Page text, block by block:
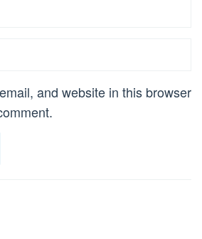
and website in this browser